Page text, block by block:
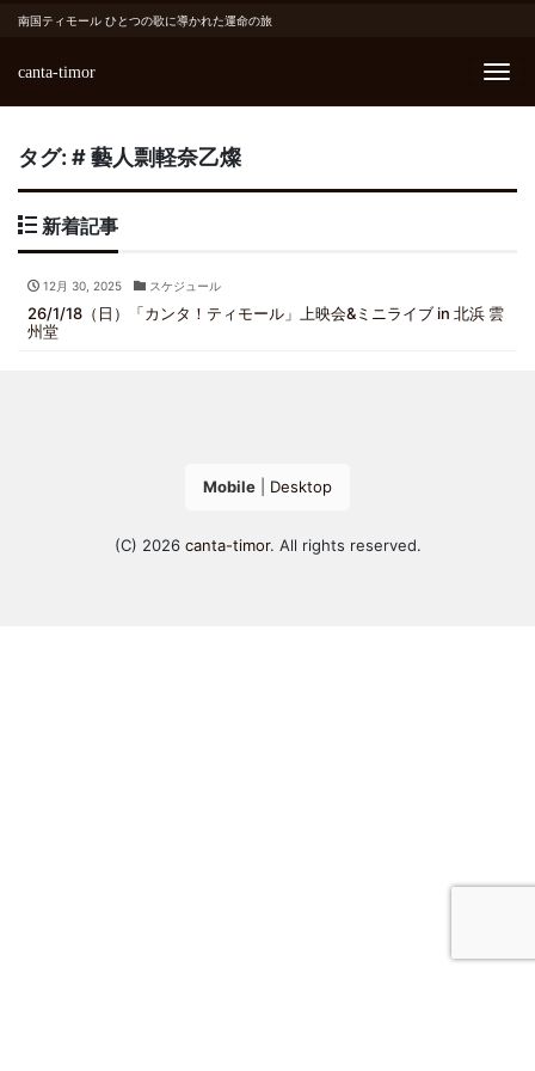
南国ティモール ひとつの歌に導かれた運命の旅
canta-timor
タグ: # 藝人剽軽奈乙燦
新着記事
12月 30, 2025 スケジュール
26/1/18（日）「カンタ！ティモール」上映会&ミニライブ in 北浜 雲
州堂
Mobile Desktop
(C) 2026 canta-timor. All rights reserved.